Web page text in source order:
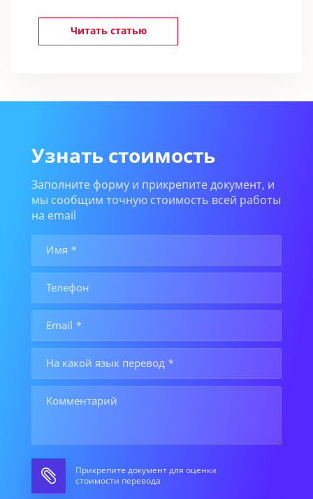
Читать статью
Узнать стоимость
Заполните форму и прикрепите документ, и
мы сообщим точную стоимость всей работы
на email
Прикрепите документ для оценки
стоимости перевода